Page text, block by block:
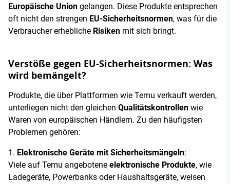
Europäische Union gelangen. Diese Produkte entsprechen
oft nicht den strengen EU-Sicherheitsnormen, was für die
Verbraucher erhebliche Risiken mit sich bringt.
Verstöße gegen EU-Sicherheitsnormen: Was
wird bemängelt?
Produkte, die über Plattformen wie Temu verkauft werden,
unterliegen nicht den gleichen Qualitätskontrollen wie
Waren von europäischen Händlern. Zu den häufigsten
Problemen gehören:
Elektronische Geräte mit Sicherheitsmängeln:
Viele auf Temu angebotene elektronische Produkte, wie
Ladegeräte, Powerbanks oder Haushaltsgeräte, weisen